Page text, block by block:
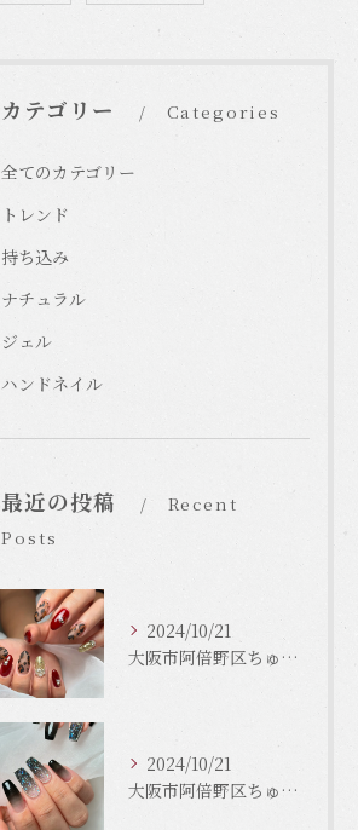
カテゴリー Categories
全てのカテゴリー
トレンド
持ち込み
ナチュラル
ジェル
ハンドネイル
最近の投稿
Recent
Posts
2024/10/21
大阪市阿倍野区ちゅるんネイルはLinonail
2024/10/21
大阪市阿倍野区ちゅるんネイルはLinonail